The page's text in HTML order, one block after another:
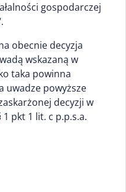
gospodarczej
obecnie decyzja
wskazaną w
taka powinna
uwadze powyższe
decyzji w
1 pkt 1 lit. c p.p.s.a.